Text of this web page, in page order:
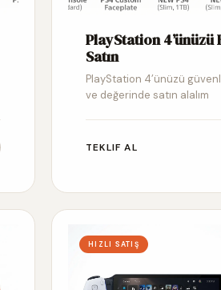
PlayStation 4’ünüzü
Satın
PlayStation 4’ünüzü
ve değerinde satın alalım
TEKLIF AL
HIZLI SATIŞ